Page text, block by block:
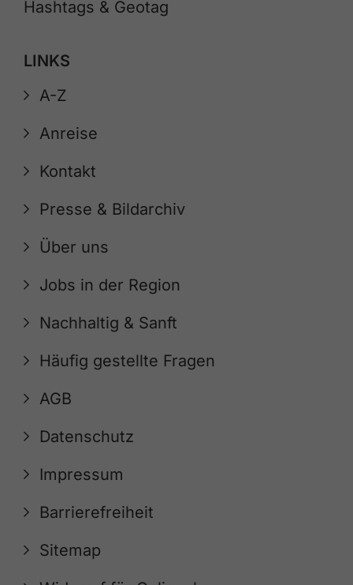
Hashtags & Geotag
LINKS
A-Z
Anreise
Kontakt
Presse & Bildarchiv
Über uns
Jobs in der Region
Nachhaltig & Sanft
Häufig gestellte Fragen
AGB
Datenschutz
Impressum
Barrierefreiheit
Sitemap